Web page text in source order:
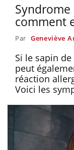
comment
Par Geneviève
Si le sapin
peut
réaction
Voici les